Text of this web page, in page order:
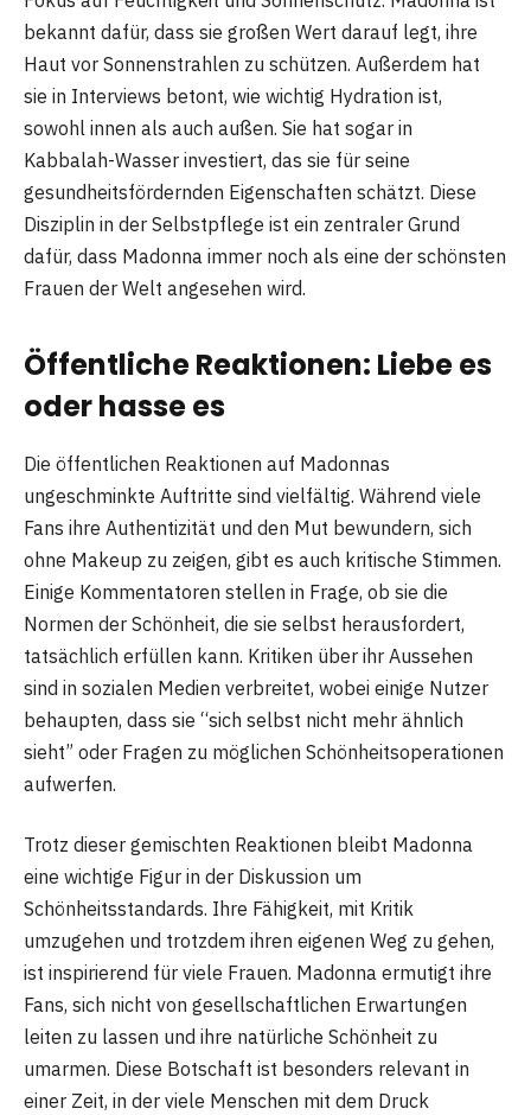
bekannt dafür, dass sie großen Wert darauf legt, ihre
Haut vor Sonnenstrahlen zu schützen. Außerdem hat
sie in Interviews betont, wie wichtig Hydration ist,
sowohl innen als auch außen. Sie hat sogar in
Kabbalah-Wasser investiert, das sie für seine
gesundheitsfördernden Eigenschaften schätzt. Diese
Disziplin in der Selbstpflege ist ein zentraler Grund
dafür, dass Madonna immer noch als eine der schönsten
Frauen der Welt angesehen wird​.
Öffentliche Reaktionen: Liebe es
oder hasse es
Die öffentlichen Reaktionen auf Madonnas
ungeschminkte Auftritte sind vielfältig. Während viele
Fans ihre Authentizität und den Mut bewundern, sich
ohne Makeup zu zeigen, gibt es auch kritische Stimmen.
Einige Kommentatoren stellen in Frage, ob sie die
Normen der Schönheit, die sie selbst herausfordert,
tatsächlich erfüllen kann. Kritiken über ihr Aussehen
sind in sozialen Medien verbreitet, wobei einige Nutzer
behaupten, dass sie “sich selbst nicht mehr ähnlich
sieht” oder Fragen zu möglichen Schönheitsoperationen
aufwerfen.
Trotz dieser gemischten Reaktionen bleibt Madonna
eine wichtige Figur in der Diskussion um
Schönheitsstandards. Ihre Fähigkeit, mit Kritik
umzugehen und trotzdem ihren eigenen Weg zu gehen,
ist inspirierend für viele Frauen. Madonna ermutigt ihre
Fans, sich nicht von gesellschaftlichen Erwartungen
leiten zu lassen und ihre natürliche Schönheit zu
umarmen. Diese Botschaft ist besonders relevant in
einer Zeit, in der viele Menschen mit dem Druck